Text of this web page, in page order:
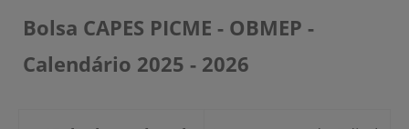
Bolsa CAPES PICME - OBMEP -
Calendário 2025 - 2026